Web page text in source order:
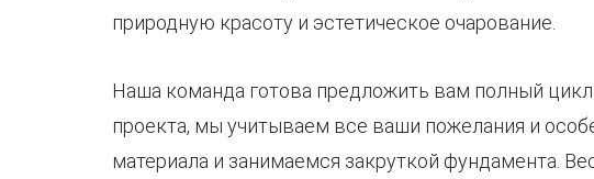
природную красоту и эстетическое очарование.
Наша команда готова предложить вам полный цикл
проекта, мы учитываем все ваши пожелания и
материала и занимаемся закруткой фундамента.